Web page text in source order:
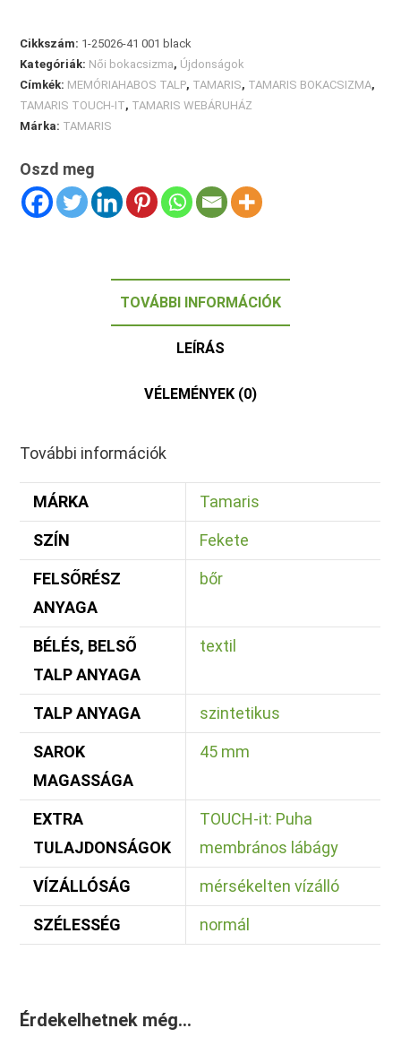
Cikkszám: 1-25026-41 001 black
Kategóriák: Női bokacsizma, Újdonságok
Címkék: MEMÓRIAHABOS TALP, TAMARIS, TAMARIS BOKACSIZMA,
TAMARIS TOUCH-IT, TAMARIS WEBÁRUHÁZ
Márka: TAMARIS
Oszd meg
TOVÁBBI INFORMÁCIÓK
LEÍRÁS
VÉLEMÉNYEK (0)
További információk
MÁRKA Tamaris
SZÍN Fekete
FELSŐRÉSZ
ANYAGA
bőr
BÉLÉS, BELSŐ
TALP ANYAGA
textil
TALP ANYAGA szintetikus
SAROK
MAGASSÁGA
45 mm
EXTRA
TULAJDONSÁGOK
TOUCH-it: Puha
membrános lábágy
VÍZÁLLÓSÁG mérsékelten vízálló
SZÉLESSÉG normál
Érdekelhetnek még…